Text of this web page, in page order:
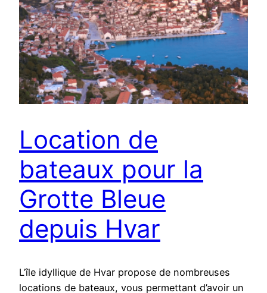
Location de
bateaux pour la
Grotte Bleue
depuis Hvar
L’île idyllique de Hvar propose de nombreuses
locations de bateaux, vous permettant d’avoir un